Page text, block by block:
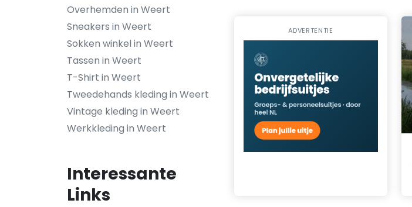
Overhemden in Weert
Sneakers in Weert
Sokken winkel in Weert
Tassen in Weert
T-Shirt in Weert
Tweedehands kleding in Weert
Vintage kleding in Weert
Werkkleding in Weert
Interessante
Links
ADVERTENTIE